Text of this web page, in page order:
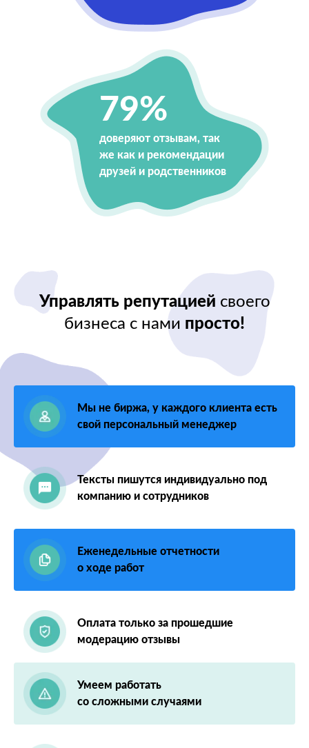
79%
доверяют отзывам, так
же как и рекомендации
друзей и родственников
Управлять репутацией своего
бизнеса с нами просто!
Мы не биржа, у каждого клиента есть
свой персональный менеджер
Тексты пишутся индивидуально под
компанию и сотрудников
Еженедельные отчетности
о ходе работ
Оплата только за прошедшие
модерацию отзывы
Умеем работать
со сложными случаями